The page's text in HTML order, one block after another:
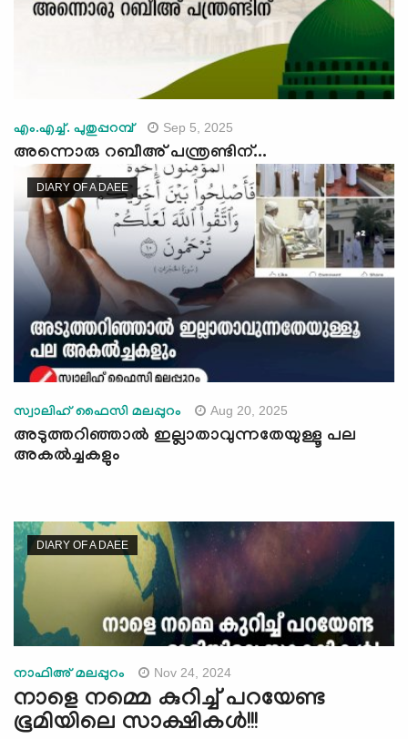
എം.എച്ച്. പുതുപ്പറമ്പ് Sep 5, 2025
അന്നൊരു റബീഅ് പന്ത്രണ്ടിന്...
DIARY OF A DAEE
സ്വാലിഹ് ഫൈസി മലപ്പുറം Aug 20, 2025
അടുത്തറിഞ്ഞാല്‍ ഇല്ലാതാവുന്നതേയുള്ളൂ പല
അകല്‍ച്ചകളും
DIARY OF A DAEE
നാഫിഅ് മലപ്പുറം Nov 24, 2024
നാളെ നമ്മെ കുറിച്ച് പറയേണ്ട
ഭൂമിയിലെ സാക്ഷികൾ!!!